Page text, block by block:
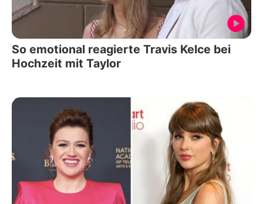
So emotional reagierte Travis Kelce bei
Hochzeit mit Taylor